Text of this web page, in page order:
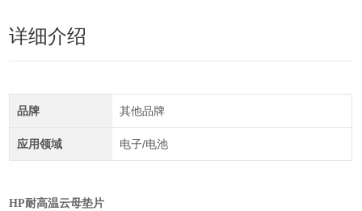
详细介绍
品牌 其他品牌
应用领域 电子/电池
HP耐高温云母垫片